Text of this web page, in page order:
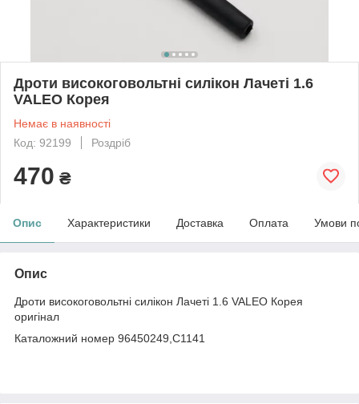
Дроти високоговольтні силікон Лачеті 1.6
VALEO Корея
Немає в наявності
Код: 92199
Роздріб
470 ₴
Опис Характеристики Доставка Оплата Умови
Опис
Дроти високоговольтні силікон Лачеті 1.6 VALEO Корея
оригінал
Каталожний номер 96450249,C1141